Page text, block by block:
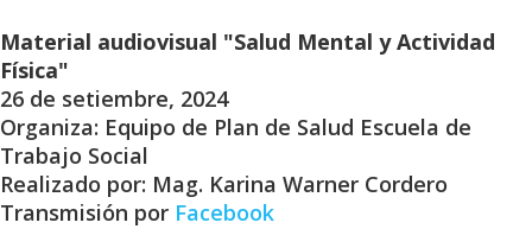
Material audiovisual "Salud Mental y Actividad
Física"
26 de setiembre, 2024
Organiza: Equipo de Plan de Salud Escuela de
Trabajo Social
Realizado por: Mag. Karina Warner Cordero
Transmisión por Facebook